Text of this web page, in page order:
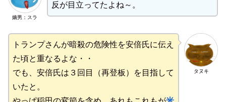
嫡男：スラ
反が目立ってたよね～。
タヌキ
トランプさんが暗殺の危険性を安倍氏に伝え
た頃と重なるよな・・
でも、安倍氏は３回目（再登板）を目指して
いたと。